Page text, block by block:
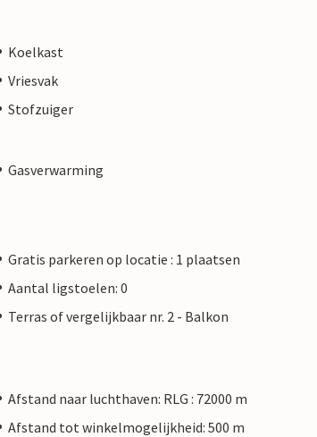
Koelkast
Vriesvak
Stofzuiger
Gasverwarming
Gratis parkeren op locatie : 1 plaatsen
Aantal ligstoelen: 0
Terras of vergelijkbaar nr. 2 - Balkon
Afstand naar luchthaven: RLG : 72000 m
Afstand tot winkelmogelijkheid: 500 m